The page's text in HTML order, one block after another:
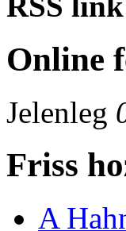
Online
Jelenleg
Friss
A